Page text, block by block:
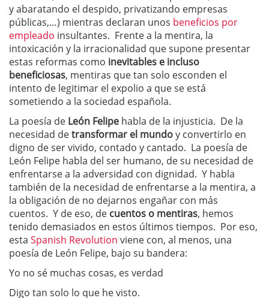
y abaratando el despido, privatizando empresas
públicas,…) mientras declaran unos beneficios por
empleado insultantes. Frente a la mentira, la
intoxicación y la irracionalidad que supone presentar
estas reformas como inevitables e incluso
beneficiosas, mentiras que tan solo esconden el
intento de legitimar el expolio a que se está
sometiendo a la sociedad española.
La poesía de León Felipe habla de la injusticia. De la
necesidad detransformar el mundoy convertirlo en
digno de ser vivido, contado y cantado. La poesía de
León Felipe habla del ser humano, de su necesidad de
enfrentarse a la adversidad con dignidad. Y habla
también de la necesidad de enfrentarse a la mentira, a
la obligación de no dejarnos engañar con más
cuentos. Y de eso, de cuentos o mentiras, hemos
tenido demasiados en estos últimos tiempos. Por eso,
esta Spanish Revolution viene con, al menos, una
poesía de León Felipe, bajo su bandera:
Yo no sé muchas cosas, es verdad
Digo tan solo lo que he visto.